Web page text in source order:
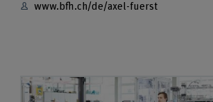
www.bfh.ch/de/axel-fuerst